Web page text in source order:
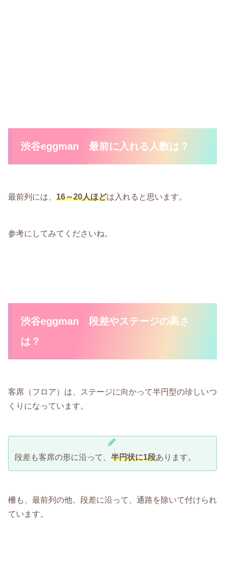
渋谷eggman 最前に入れる人数は？
最前列には、 16～20人ほどは入れると思います。
参考にしてみてくださいね。
渋谷eggman 段差やステージの高さ
は？
客席（フロア）は、ステージに向かって半円型の珍しいつ
くりになっています。
段差も客席の形に沿って、 半円状に1段あります。
柵も、最前列の他、段差に沿って、通路を除いて付けられ
ています。